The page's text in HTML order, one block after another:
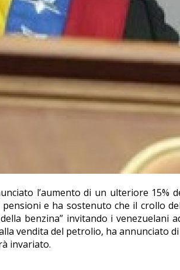
l’aumento di un ulteriore 15%
e ha sostenuto che il crollo
benzina” invitando i venezuelani
vendita del petrolio, ha annunciato
invariato.